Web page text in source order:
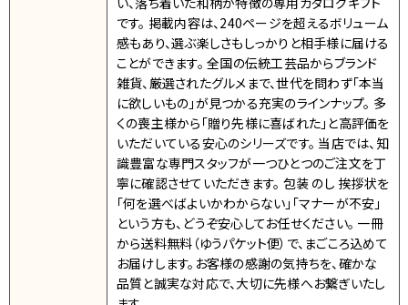
です。 掲載内容は、240ページを超えるボリューム
感もあり、選ぶ楽しさもしっかりと相手様に届ける
ことができます。 全国の伝統工芸品からブランド
雑貨、厳選されたグルメまで、世代を問わず「本当
に欲しいもの」が見つかる充実のラインナップ。 多
くの喪主様から「贈り先様に喜ばれた」と高評価を
いただいている安心のシリーズです。 当店では、知
識豊富な専門スタッフが一つひとつのご注文を丁
寧に確認させていただきます。 包装 のし 挨拶状を
「何を選べばよいかわからない」「マナーが不安」
という方も、どうぞ安心してお任せください。 一冊
から送料無料（ゆうパケット便）で、まごころ込めて
お届けします。お客様の感謝の気持ちを、確かな
品質と誠実な対応で、大切に先様へお繋ぎいたし